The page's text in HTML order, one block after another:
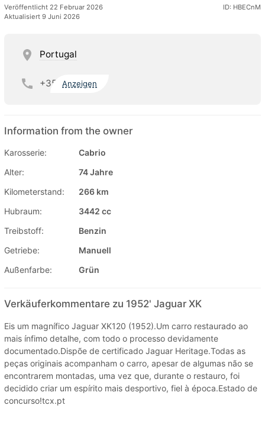
Veröffentlicht 22 Februar 2026
Aktualisiert 9 Juni 2026
ID: HBECnM
Portugal
+35 Anzeigen
Information from the owner
Karosserie:
Cabrio
Alter:
74 Jahre
Kilometerstand:
266 km
Hubraum:
3442 cc
Treibstoff:
Benzin
Getriebe:
Manuell
Außenfarbe:
Grün
Verkäuferkommentare zu 1952' Jaguar XK
Eis um magnífico Jaguar XK120 (1952).Um carro restaurado ao
mais ínfimo detalhe, com todo o processo devidamente
documentado.Dispõe de certificado Jaguar Heritage.Todas as
peças originais acompanham o carro, apesar de algumas não se
encontrarem montadas, uma vez que, durante o restauro, foi
decidido criar um espírito mais desportivo, fiel à época.Estado de
concurso!tcx.pt